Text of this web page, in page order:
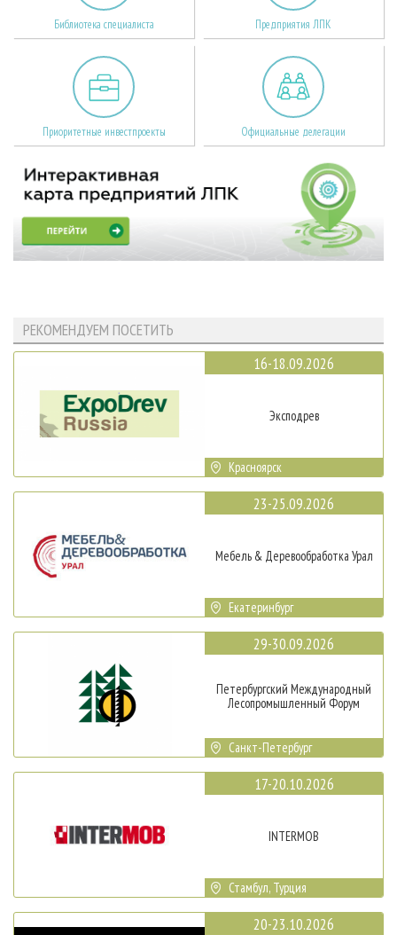
Библиотека специалиста Предприятия ЛПК
Приоритетные инвестпроекты Официальные делегации
РЕКОМЕНДУЕМ ПОСЕТИТЬ
16-18.09.2026
Эксподрев
Красноярск
23-25.09.2026
Мебель & Деревообработка Урал
Екатеринбург
29-30.09.2026
Петербургский Международный
Лесопромышленный Форум
Санкт-Петербург
17-20.10.2026
INTERMOB
Стамбул, Турция
20-23.10.2026